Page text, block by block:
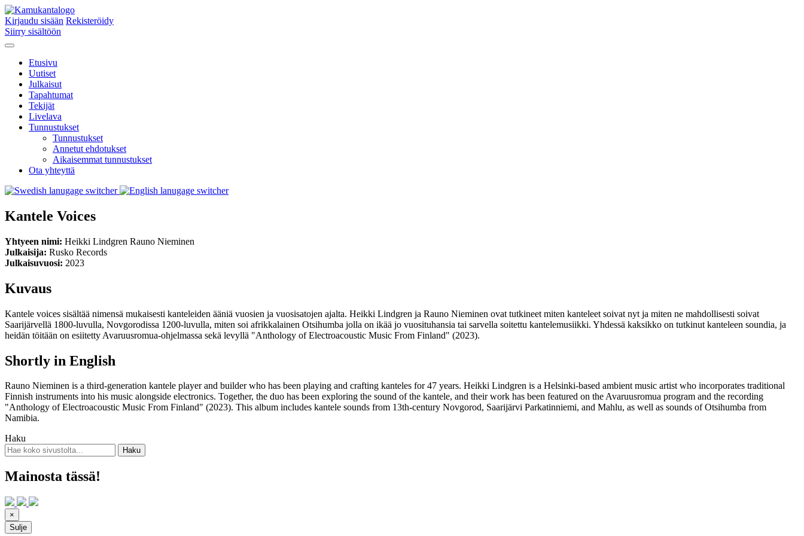
Kirjaudu sisään Rekisteröidy
Siirry sisältöön
Etusivu
Uutiset
Julkaisut
Tapahtumat
Tekijät
Livelava
Tunnustukset
Tunnustukset
Annetut ehdotukset
Aikaisemmat tunnustukset
Ota yhteyttä
Kantele Voices
Yhtyeen nimi: Heikki Lindgren Rauno Nieminen
Julkaisija: Rusko Records
Julkaisuvuosi: 2023
Kuvaus
Kantele voices sisältää nimensä mukaisesti kanteleiden ääniä vuosien ja vuosisatojen ajalta. Heikki Lindgren ja Rauno Nieminen ovat tutkineet miten kanteleet soivat nyt ja miten ne mahdollisesti soivat
Saarijärvellä 1800-luvulla, Novgorodissa 1200-luvulla, miten soi afrikkalainen Otsihumba jolla on ikää jo vuosituhansia tai sarvella soitettu kantelemusiikki. Yhdessä kaksikko on tutkinut kanteleen soundia, ja
heidän töitään on esiitetty Avaruusromua-ohjelmassa sekä levyllä "Anthology of Electroacoustic Music From Finland" (2023).
Shortly in English
Rauno Nieminen is a third-generation kantele player and builder who has been playing and crafting kanteles for 47 years. Heikki Lindgren is a Helsinki-based ambient music artist who incorporates traditional
Finnish instruments into his music alongside electronics. Together, the duo has been exploring the sound of the kantele, and their work has been featured on the Avaruusromua program and the recording
"Anthology of Electroacoustic Music From Finland" (2023). This album includes kantele sounds from 13th-century Novgorod, Saarijärvi Parkatinniemi, and Mahlu, as well as sounds of Otsihumba from
Namibia.
Haku
Mainosta tässä!
×
Sulje